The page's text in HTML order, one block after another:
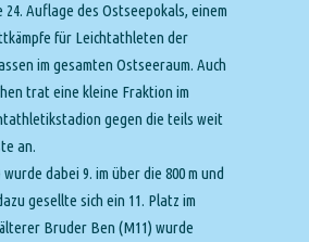
24. Auflage des Ostseepokals, einem
für Leichtathleten der
im gesamten Ostseeraum. Auch
trat eine kleine Fraktion im
gegen die teils weit
an.
dabei 9. im über die 800 m und
gesellte sich ein 11. Platz im
Bruder Ben (M11) wurde